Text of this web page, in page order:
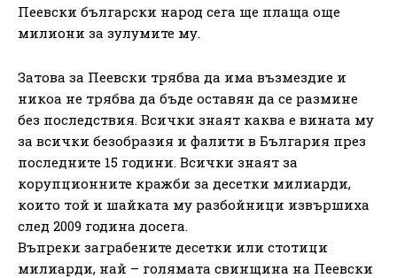
Пеевски български народ сега ще плаща още
милиони за зулумите му.
Затова за Пеевски трябва да има възмездие и
никоа не трябва да бъде оставян да се размине
без последствия. Всички знаят каква е вината му
за всички безобразия и фалити в България през
последните 15 години. Всички знаят за
корупционните кражби за десетки милиарди,
които той и шайката му разбойници извършиха
след 2009 година досега.
Въпреки заграбените десетки или стотици
милиарди, най – голямата свинщина на Пеевски